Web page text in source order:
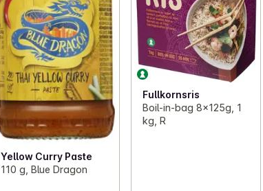
Yellow Curry Paste
110 g, Blue Dragon
Fullkornsris
Boil-in-bag 8x125g, 1
kg, R